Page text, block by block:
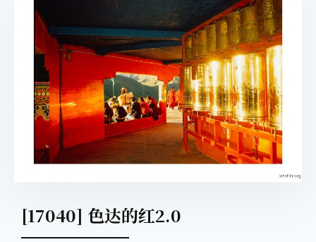
[17040] 色达的红2.0